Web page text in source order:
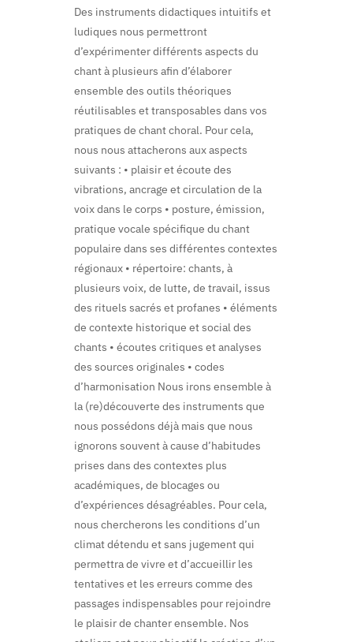
Des instruments didactiques intuitifs et
ludiques nous permettront
d’expérimenter différents aspects du
chant à plusieurs afin d’élaborer
ensemble des outils théoriques
réutilisables et transposables dans vos
pratiques de chant choral. Pour cela,
nous nous attacherons aux aspects
suivants : • plaisir et écoute des
vibrations, ancrage et circulation de la
voix dans le corps • posture, émission,
pratique vocale spécifique du chant
populaire dans ses différentes contextes
régionaux • répertoire: chants, à
plusieurs voix, de lutte, de travail, issus
des rituels sacrés et profanes • éléments
de contexte historique et social des
chants • écoutes critiques et analyses
des sources originales • codes
d’harmonisation Nous irons ensemble à
la (re)découverte des instruments que
nous possédons déjà mais que nous
ignorons souvent à cause d’habitudes
prises dans des contextes plus
académiques, de blocages ou
d’expériences désagréables. Pour cela,
nous chercherons les conditions d’un
climat détendu et sans jugement qui
permettra de vivre et d’accueillir les
tentatives et les erreurs comme des
passages indispensables pour rejoindre
le plaisir de chanter ensemble. Nos